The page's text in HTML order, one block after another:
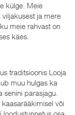
külge. Meie
ja mere
meie rahvast on
käes.
traditsioonis Looja
muu hulgas ka
parasjagu.
või